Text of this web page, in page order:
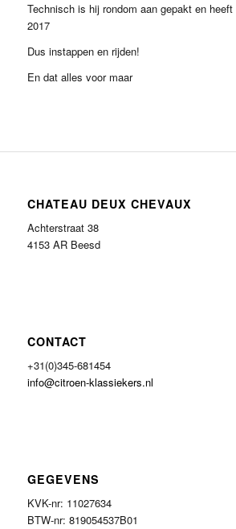
Technisch is hij rondom aan gepakt en
2017
Dus instappen en rijden!
En dat alles voor maar
CHATEAU DEUX CHEVAUX
Achterstraat 38
4153 AR Beesd
CONTACT
+31(0)345-681454
info@citroen-klassiekers.nl
GEGEVENS
KVK-nr: 11027634
BTW-nr: 819054537B01